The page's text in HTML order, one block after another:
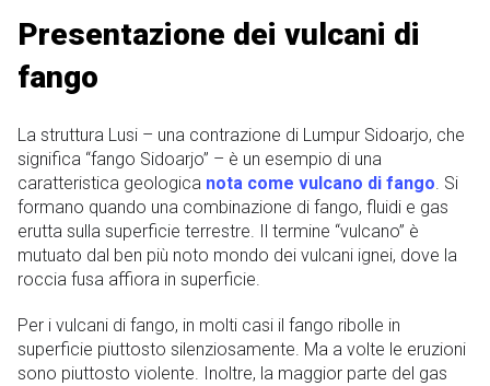
Presentazione dei vulcani di
fango
La struttura Lusi – una contrazione di Lumpur Sidoarjo, che
significa “fango Sidoarjo” – è un esempio di una
caratteristica geologica nota come vulcano di fango. Si
formano quando una combinazione di fango, fluidi e gas
erutta sulla superficie terrestre. Il termine “vulcano” è
mutuato dal ben più noto mondo dei vulcani ignei, dove la
roccia fusa affiora in superficie.
Per i vulcani di fango, in molti casi il fango ribolle in
superficie piuttosto silenziosamente. Ma a volte le eruzioni
sono piuttosto violente. Inoltre, la maggior parte del gas